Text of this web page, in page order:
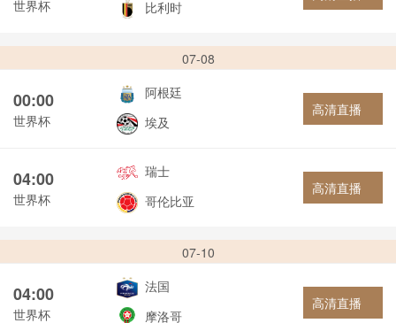
世界杯
比利时
07-08
00:00
世界杯
阿根廷
埃及
高清直播
04:00
世界杯
瑞士
哥伦比亚
高清直播
07-10
04:00
世界杯
法国
摩洛哥
高清直播